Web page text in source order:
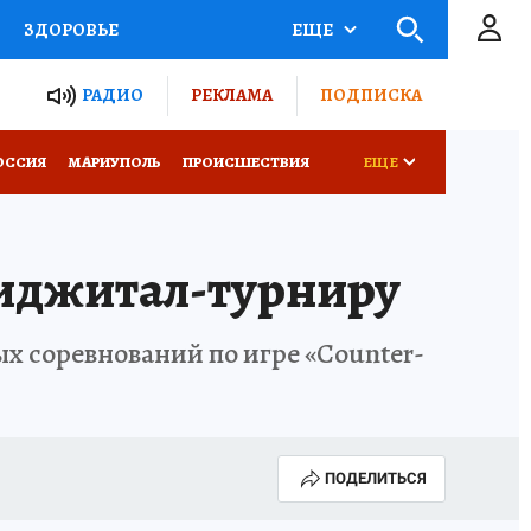
ЗДОРОВЬЕ
РОССИИ
ЕЩЕ
РАДИО РЕКЛАМА ПОДПИСКА
МАРИУПОЛЬ ПРОИСШЕСТВИЯ ЕЩЕ
турниру
соревнований по игре «Counter-
ПОДЕЛИТЬСЯ